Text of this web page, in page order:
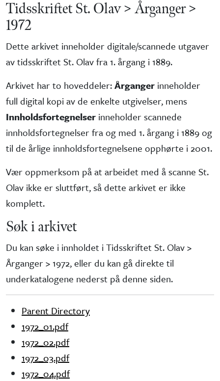
Tidsskriftet St. Olav > Årganger >
1972
Dette arkivet inneholder digitale/scannede utgaver
av tidsskriftet St. Olav fra 1. årgang i 1889.
Arkivet har to hoveddeler:Årganger inneholder
full digital kopi av de enkelte utgivelser, mens
Innholdsfortegnelser inneholder scannede
innholdsfortegnelser fra og med 1. årgang i 1889 og
til de årlige innholdsfortegnelsene opphørte i 2001.
Vær oppmerksom på at arbeidet med å scanne St.
Olav ikke er sluttført, så dette arkivet er ikke
komplett.
Søk i arkivet
Du kan søke i innholdet i Tidsskriftet St. Olav >
Årganger > 1972, eller du kan gå direkte til
underkatalogene nederst på denne siden.
Parent Directory
1972_01.pdf
1972_02.pdf
1972_03.pdf
1972_04.pdf